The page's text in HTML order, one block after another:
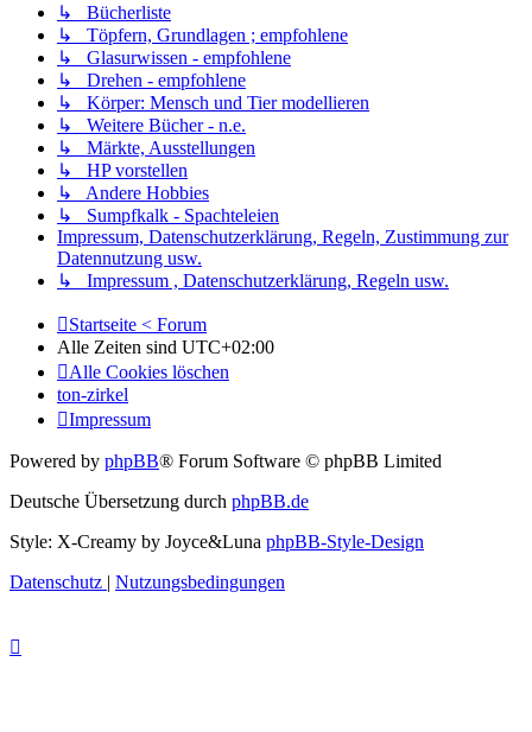
↳ Bücherliste
↳ Töpfern, Grundlagen ; empfohlene
↳ Glasurwissen - empfohlene
↳ Drehen - empfohlene
↳ Körper: Mensch und Tier modellieren
↳ Weitere Bücher - n.e.
↳ Märkte, Ausstellungen
↳ HP vorstellen
↳ Andere Hobbies
↳ Sumpfkalk - Spachteleien
Impressum, Datenschutzerklärung, Regeln, Zustimmung zur
Datennutzung usw.
↳ Impressum , Datenschutzerklärung, Regeln usw.
Startseite < Forum
Alle Zeiten sind UTC+02:00
Alle Cookies löschen
ton-zirkel
Impressum
Powered by phpBB® Forum Software © phpBB Limited
Deutsche Übersetzung durch phpBB.de
Style: X-Creamy by Joyce&Luna phpBB-Style-Design
Datenschutz | Nutzungsbedingungen